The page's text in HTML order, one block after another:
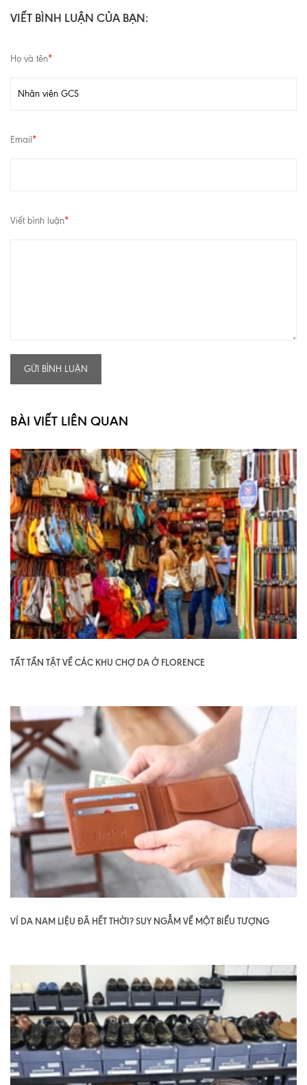
VIẾT BÌNH LUẬN CỦA BẠN:
Họ và tên*
Email *
Viết bình luận*
GỬI BÌNH LUẬN
BÀI VIẾT LIÊN QUAN
TẤT TẦN TẬT VỀ CÁC KHU CHỢ DA Ở FLORENCE
VÍ DA NAM LIỆU ĐÃ HẾT THỜI? SUY NGẪM VỀ MỘT BIỂU TƯỢNG